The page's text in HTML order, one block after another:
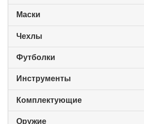
Маски
Чехлы
Футболки
Инструменты
Комплектующие
Оружие